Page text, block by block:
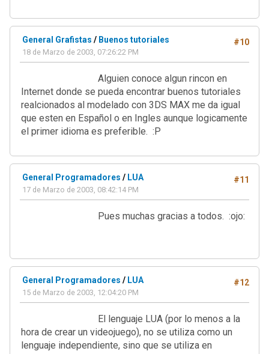
#10
General Grafistas / Buenos tutoriales
18 de Marzo de 2003, 07:26:22 PM
Alguien conoce algun rincon en
Internet donde se pueda encontrar buenos tutoriales
realcionados al modelado con 3DS MAX me da igual
que esten en Español o en Ingles aunque logicamente
el primer idioma es preferible. :P
#11
General Programadores / LUA
17 de Marzo de 2003, 08:42:14 PM
Pues muchas gracias a todos. :ojo:
#12
General Programadores / LUA
15 de Marzo de 2003, 12:04:20 PM
El lenguaje LUA (por lo menos a la
hora de crear un videojuego), no se utiliza como un
lenguaje independiente, sino que se utiliza en